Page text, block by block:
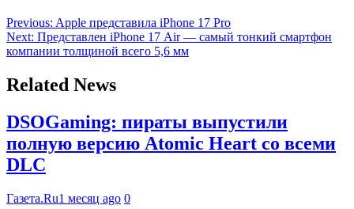
Previous: Apple представила iPhone 17 Pro
Next: Представлен iPhone 17 Air — самый тонкий смартфон
компании толщиной всего 5,6 мм
Related News
DSOGaming: пираты выпустили
полную версию Atomic Heart со всеми
DLC
Газета.Ru1 месяц ago 0